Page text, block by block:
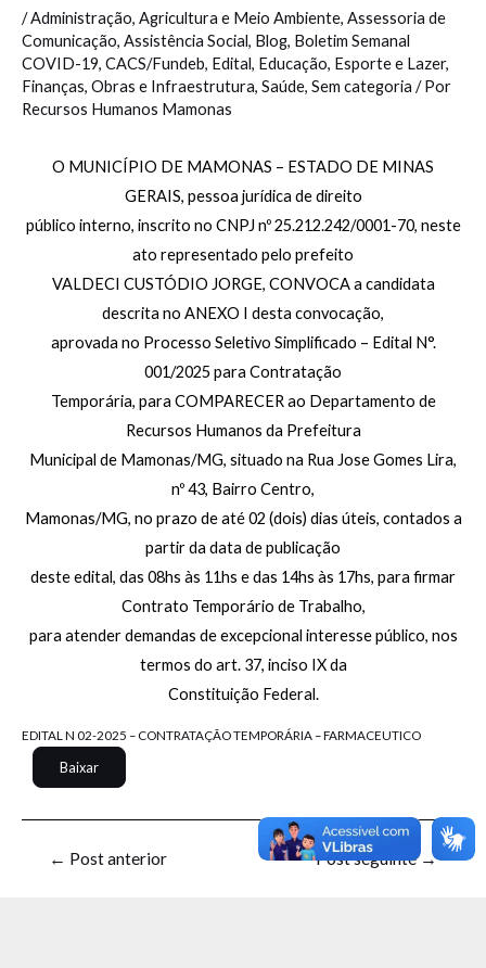
/Administração, Agricultura e Meio Ambiente, Assessoria de
Comunicação, Assistência Social, Blog, Boletim Semanal
COVID-19, CACS/Fundeb, Edital, Educação, Esporte e Lazer,
Finanças, Obras e Infraestrutura, Saúde, Sem categoria / Por
Recursos Humanos Mamonas
O MUNICÍPIO DE MAMONAS – ESTADO DE MINAS
GERAIS, pessoa jurídica de direito
público interno, inscrito no CNPJ nº 25.212.242/0001-70, neste
ato representado pelo prefeito
VALDECI CUSTÓDIO JORGE, CONVOCA a candidata
descrita no ANEXO I desta convocação,
aprovada no Processo Seletivo Simplificado – Edital N°.
001/2025 para Contratação
Temporária, para COMPARECER ao Departamento de
Recursos Humanos da Prefeitura
Municipal de Mamonas/MG, situado na Rua Jose Gomes Lira,
nº 43, Bairro Centro,
Mamonas/MG, no prazo de até 02 (dois) dias úteis, contados a
partir da data de publicação
deste edital, das 08hs às 11hs e das 14hs às 17hs, para firmar
Contrato Temporário de Trabalho,
para atender demandas de excepcional interesse público, nos
termos do art. 37, inciso IX da
Constituição Federal.
EDITAL N 02-2025 – CONTRATAÇÃO TEMPORÁRIA – FARMACEUTICO
Baixar
← Post anterior Post seguinte→